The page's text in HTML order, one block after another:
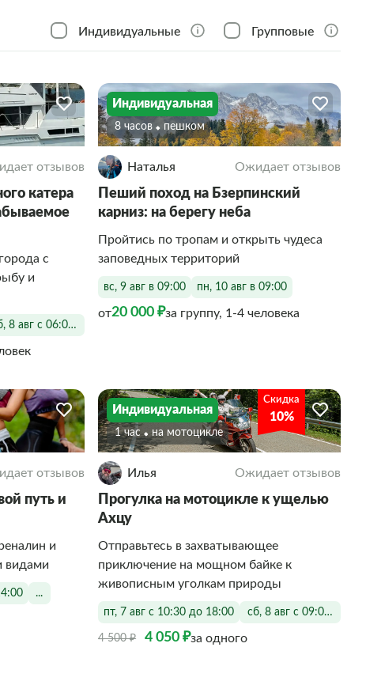
Индивидуальные Групповые
отзывов
катера
с
и
8 авг с 06:00 до 20:00
Индивидуальная
8 часов Пешком
Наталья Ожидает отзывов
Пеший поход на Бзерпинский
карниз: на берегу неба
Пройтись по тропам и открыть чудеса
заповедных территорий
вс, 9 авг в 09:00 пн, 10 авг в 09:00
от20 000 ₽за группу, 1-4 человека
отзывов
путь и
и
видами
...
Скидка
10%
Индивидуальная
1 час На мотоцикле
Илья Ожидает отзывов
Прогулка на мотоцикле к ущелью
Ахцу
Отправьтесь в захватывающее
приключение на мощном байке к
живописным уголкам природы
пт, 7 авг с 10:30 до 18:00 сб, 8 авг с 09:00 до
4 500 ₽ 4 050 ₽за одного